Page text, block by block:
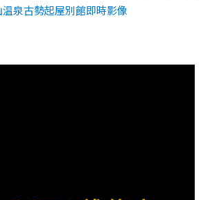
泉古勢起屋別館即時影像